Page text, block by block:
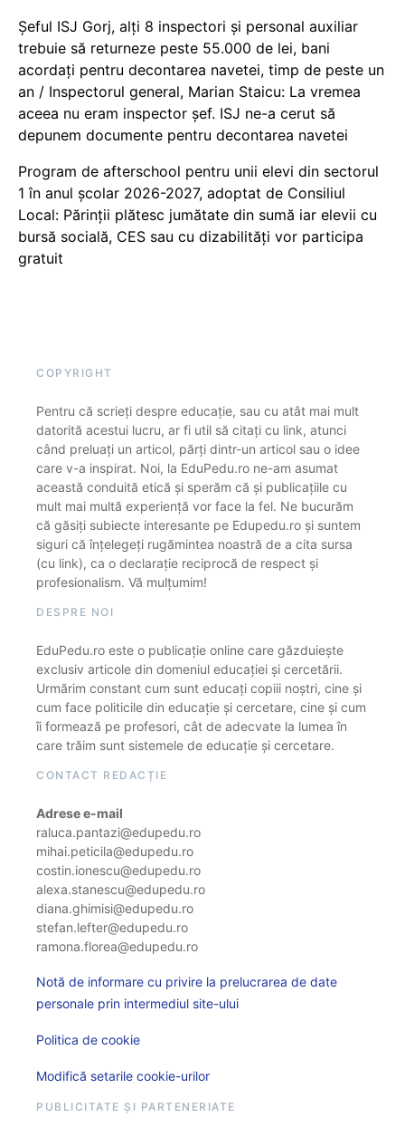
Șeful ISJ Gorj, alți 8 inspectori și personal auxiliar
trebuie să returneze peste 55.000 de lei, bani
acordați pentru decontarea navetei, timp de peste un
an / Inspectorul general, Marian Staicu: La vremea
aceea nu eram inspector șef. ISJ ne-a cerut să
depunem documente pentru decontarea navetei
Program de afterschool pentru unii elevi din sectorul
1 în anul școlar 2026-2027, adoptat de Consiliul
Local: Părinții plătesc jumătate din sumă iar elevii cu
bursă socială, CES sau cu dizabilităţi vor participa
gratuit
COPYRIGHT
Pentru că scrieți despre educație, sau cu atât mai mult
datorită acestui lucru, ar fi util să citați cu link, atunci
când preluați un articol, părți dintr-un articol sau o idee
care v-a inspirat. Noi, la EduPedu.ro ne-am asumat
această conduită etică și sperăm că și publicațiile cu
mult mai multă experiență vor face la fel. Ne bucurăm
că găsiți subiecte interesante pe Edupedu.ro și suntem
siguri că înțelegeți rugămintea noastră de a cita sursa
(cu link), ca o declarație reciprocă de respect și
profesionalism. Vă mulțumim!
DESPRE NOI
EduPedu.ro este o publicație online care găzduiește
exclusiv articole din domeniul educației și cercetării.
Urmărim constant cum sunt educați copiii noștri, cine și
cum face politicile din educație și cercetare, cine și cum
îi formează pe profesori, cât de adecvate la lumea în
care trăim sunt sistemele de educație și cercetare.
CONTACT REDACȚIE
Adrese e-mail
raluca.pantazi@edupedu.ro
mihai.peticila@edupedu.ro
costin.ionescu@edupedu.ro
alexa.stanescu@edupedu.ro
diana.ghimisi@edupedu.ro
stefan.lefter@edupedu.ro
ramona.florea@edupedu.ro
Notă de informare cu privire la prelucrarea de date
personale prin intermediul site-ului
Politica de cookie
Modifică setarile cookie-urilor
PUBLICITATE ȘI PARTENERIATE